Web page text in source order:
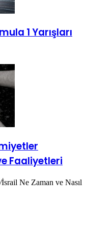
1 Yarışları
Faaliyetleri
/İsrail Ne Zaman ve Nasıl